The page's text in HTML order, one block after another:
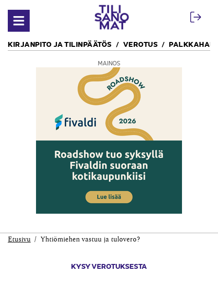
Avaa valikko
KIRJANPITO JA TILINPÄÄTÖS VEROTUS
MAINOS
Etusivu Yhtiömiehen vastuu ja tulovero?
KYSY VEROTUKSESTA